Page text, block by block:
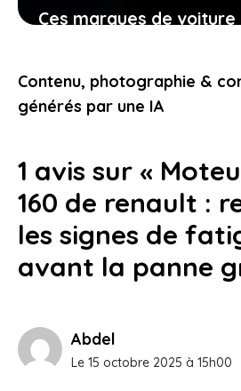
Ces marques de voiture
l’automobile aujourd’hui
23 janvier 2026
Contenu, photographie &
générés par une IA
1 avis sur «
160 de renault :
les signes de
avant la panne
Abdel
Le 15 octobre 2025 à 15h00